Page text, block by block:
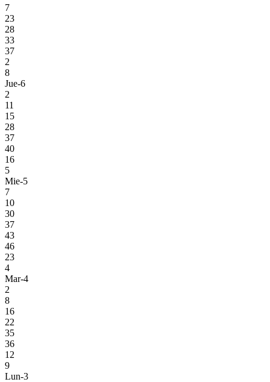
7
23
28
33
37
2
8
Jue-6
2
11
15
28
37
40
16
5
Mie-5
7
10
30
37
43
46
23
4
Mar-4
2
8
16
22
35
36
12
9
Lun-3